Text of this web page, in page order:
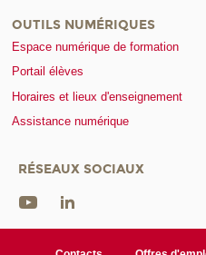
OUTILS NUMÉRIQUES
Espace numérique de formation
Portail élèves
Horaires et lieux d'enseignement
Assistance numérique
RÉSEAUX SOCIAUX